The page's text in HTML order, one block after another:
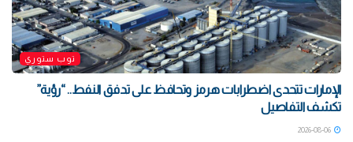
توب ستوري
الإمارات تتحدى اضطرابات هرمز وتحافظ على تدفق النفط.. “رؤية”
تكشف التفاصيل